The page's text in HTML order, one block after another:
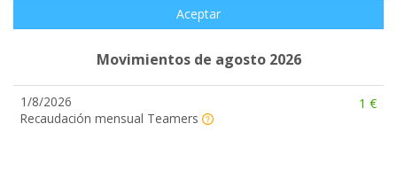
Aceptar
Movimientos de agosto 2026
1/8/2026
Recaudación mensual Teamers
1 €